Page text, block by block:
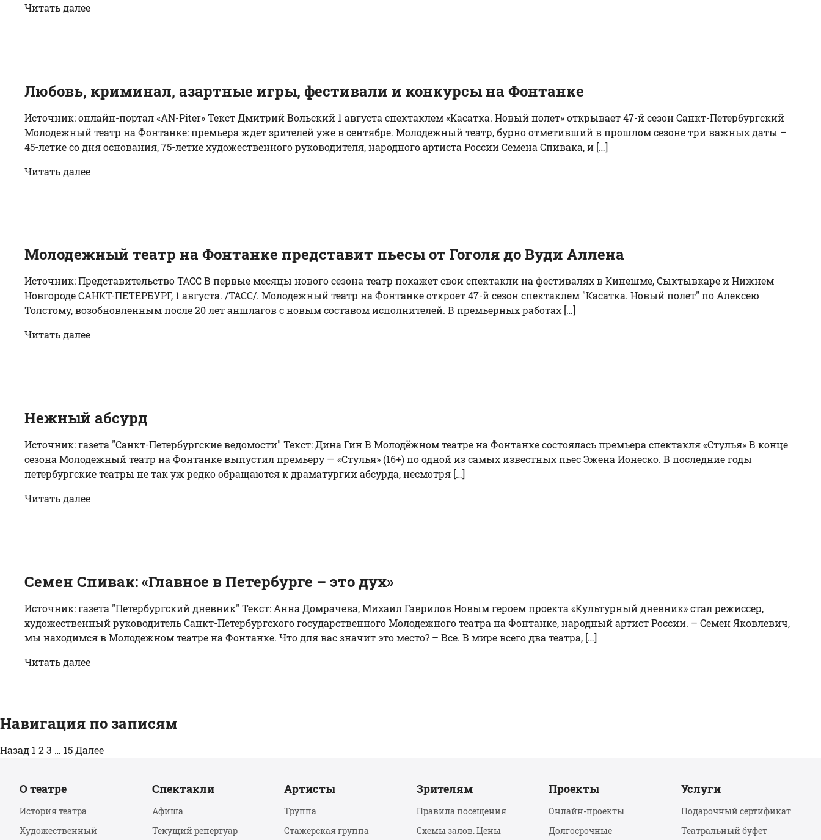
Читать далее
Любовь, криминал, азартные игры, фестивали и конкурсы на Фонтанке
Источник: онлайн-портал «AN-Piter» Текст Дмитрий Вольский 1 августа спектаклем «Касатка. Новый полет» открывает 47-й сезон Санкт-Петербургский
Молодежный театр на Фонтанке: премьера ждет зрителей уже в сентябре. Молодежный театр, бурно отметивший в прошлом сезоне три важных даты –
45-летие со дня основания, 75-летие художественного руководителя, народного артиста России Семена Спивака, и […]
Читать далее
Молодежный театр на Фонтанке представит пьесы от Гоголя до Вуди Аллена
Источник: Представительство ТАСС В первые месяцы нового сезона театр покажет свои спектакли на фестивалях в Кинешме, Сыктывкаре и Нижнем
Новгороде САНКТ-ПЕТЕРБУРГ, 1 августа. /ТАСС/. Молодежный театр на Фонтанке откроет 47-й сезон спектаклем "Касатка. Новый полет" по Алексею
Толстому, возобновленным после 20 лет аншлагов с новым составом исполнителей. В премьерных работах […]
Читать далее
Нежный абсурд
Источник: газета "Санкт-Петербургские ведомости" Текст: Дина Гин В Молодёжном театре на Фонтанке состоялась премьера спектакля «Стулья» В конце
сезона Молодежный театр на Фонтанке выпустил премьеру — «Стулья» (16+) по одной из самых известных пьес Эжена Ионеско. В последние годы
петербургские театры не так уж редко обращаются к драматургии абсурда, несмотря […]
Читать далее
Семен Спивак: «Главное в Петербурге – это дух»
Источник: газета "Петербургский дневник" Текст: Анна Домрачева, Михаил Гаврилов Новым героем проекта «Культурный дневник» стал режиссер,
художественный руководитель Санкт-Петербургского государственного Молодежного театра на Фонтанке, народный артист России. – Семен Яковлевич,
мы находимся в Молодежном театре на Фонтанке. Что для вас значит это место? – Все. В мире всего два театра, […]
Читать далее
Навигация по записям
Назад 1 23 … 15Далее
О театре
История театра
Художественный
Спектакли
Афиша
Текущий репертуар
Артисты
Труппа
Стажерская группа
Зрителям
Правила посещения
Схемы залов. Цены
Проекты
Онлайн-проекты
Долгосрочные
Услуги
Подарочный сертификат
Театральный буфет